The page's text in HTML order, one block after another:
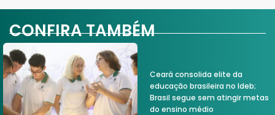
CONFIRA TAMBÉM
Ceará consolida elite da
educação brasileira no Ideb;
Brasil segue sem atingir metas
do ensino médio